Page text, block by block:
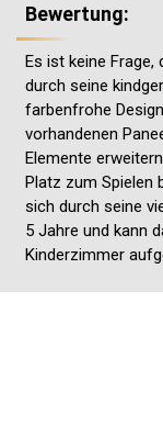
Bewertung:
Es ist keine
durch seine
farbenfrohe
vorhandenen
Elemente
Platz zum Spielen
sich durch seine
5 Jahre und kann
Kinderzimmer